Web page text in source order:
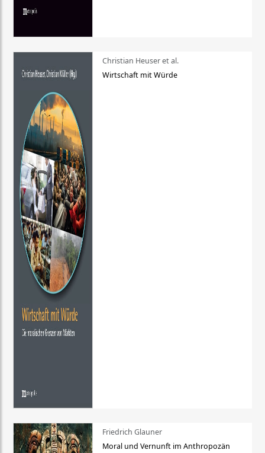
Christian Heuser et al.
Wirtschaft mit Würde
Friedrich Glauner
Moral und Vernunft im Anthropozän